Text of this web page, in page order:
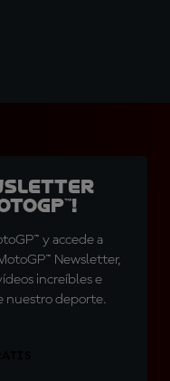
y accede a
Newsletter,
increíbles e
nuestro deporte.